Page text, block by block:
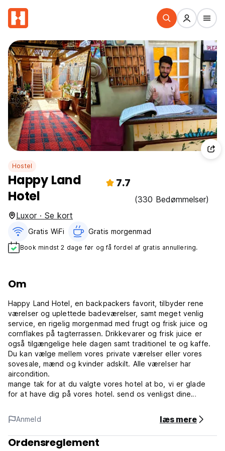
Hostel
Happy Land
Hotel
7.7
(330 Bedømmelser)
Luxor · Se kort
Gratis WiFi Gratis morgenmad‎
Book mindst 2 dage før og få fordel af gratis annullering.
Om
Happy Land Hotel, en backpackers favorit, tilbyder rene
værelser og uplettede badeværelser, samt meget venlig
service, en rigelig morgenmad med frugt og frisk juice og
cornflakes på tagterrassen. Drikkevarer og frisk juice er
også tilgængelige hele dagen samt traditionel te og kaffe.
Du kan vælge mellem vores private værelser eller vores
sovesale, mænd og kvinder adskilt. Alle værelser har
aircondition.
mange tak for at du valgte vores hotel at bo, vi er glade
for at have dig på vores hotel. send os venligst dine
afhentning fra tog- eller busstation i Luxor.. afhentning fra
Luxor lufthavn 10.$
Vi har også en daglig deling tur til West Bank Valley of the
Kings hashepsut tempel habu tempel og kolosser af
Anmeld læs mere
Ordensreglement